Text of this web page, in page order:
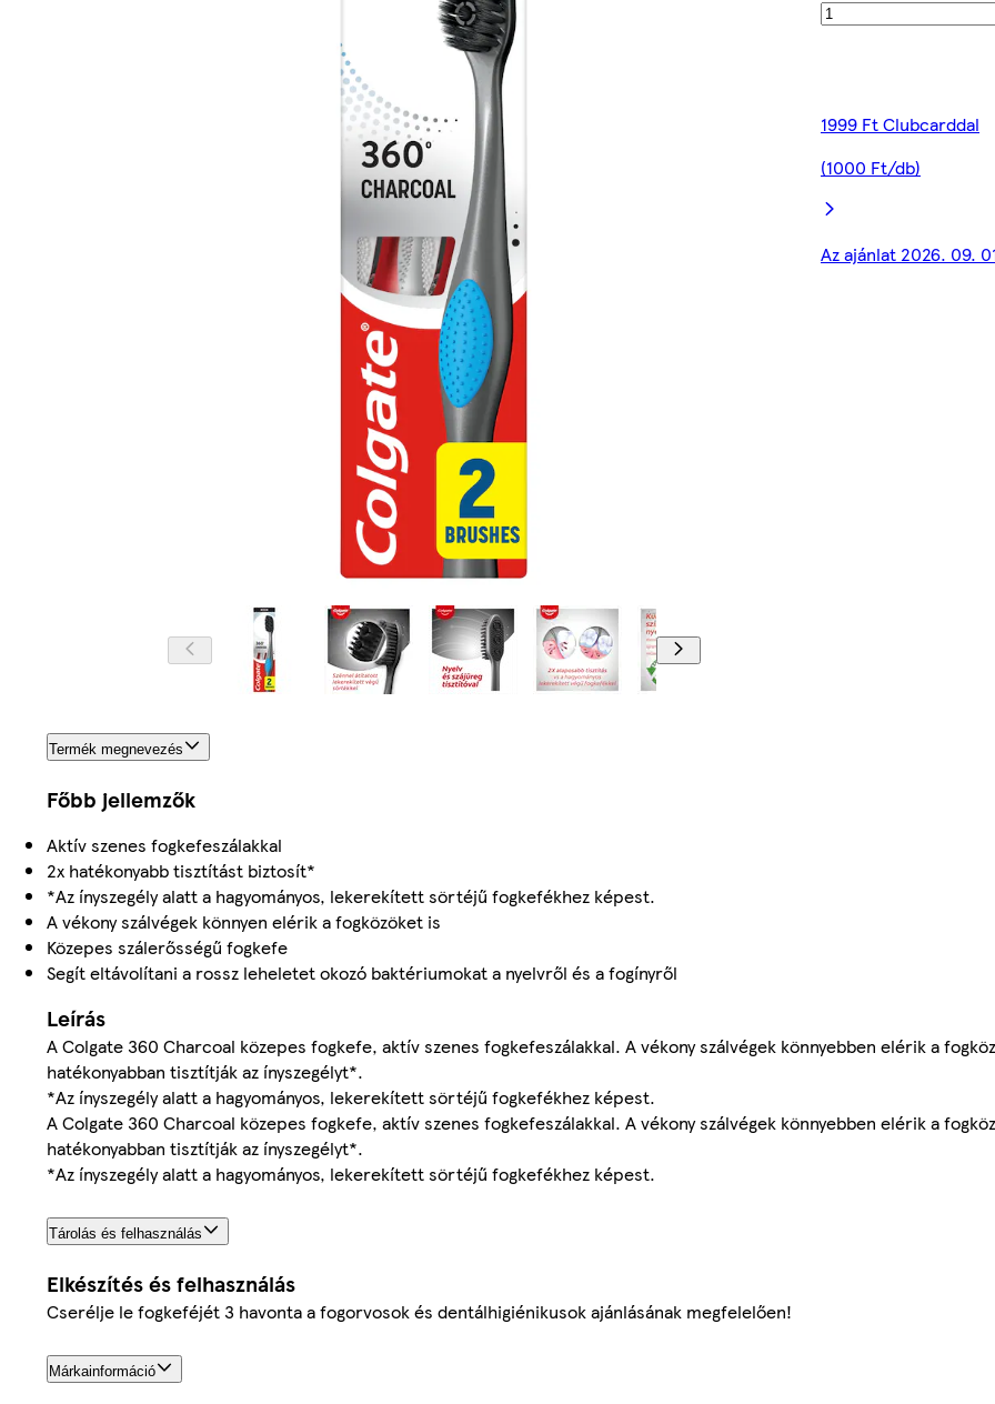
1999 Ft Clubcarddal
(1000 Ft/db)
Az ajánlat 2026. 09.
Termék megnevezés
Főbb jellemzők
Aktív szenes fogkefeszálakkal
2x hatékonyabb tisztítást biztosít*
*Az ínyszegély alatt a hagyományos, lekerekített sörtéjű fogkefékhez képest.
A vékony szálvégek könnyen elérik a fogközöket is
Közepes szálerősségű fogkefe
Segít eltávolítani a rossz leheletet okozó baktériumokat a nyelvről és a fogínyről
Leírás
A Colgate 360 Charcoal közepes fogkefe, aktív szenes fogkefeszálakkal. A vékony szálvégek könnyebben elérik a
hatékonyabban tisztítják az ínyszegélyt*.
*Az ínyszegély alatt a hagyományos, lekerekített sörtéjű fogkefékhez képest.
A Colgate 360 Charcoal közepes fogkefe, aktív szenes fogkefeszálakkal. A vékony szálvégek könnyebben elérik a
hatékonyabban tisztítják az ínyszegélyt*.
*Az ínyszegély alatt a hagyományos, lekerekített sörtéjű fogkefékhez képest.
Tárolás és felhasználás
Elkészítés és felhasználás
Cserélje le fogkeféjét 3 havonta a fogorvosok és dentálhigiénikusok ajánlásának megfelelően!
Márkainformáció